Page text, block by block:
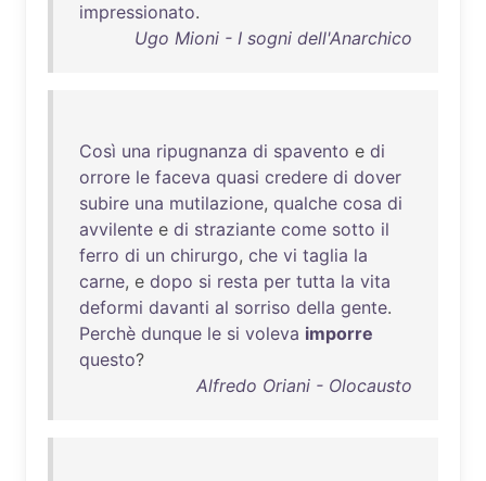
impressionato.
Ugo Mioni - I sogni dell'Anarchico
Così una ripugnanza di spavento e di
orrore le faceva quasi credere di dover
subire una mutilazione, qualche cosa di
avvilente e di straziante come sotto il
ferro di un chirurgo, che vi taglia la
carne, e dopo si resta per tutta la vita
deformi davanti al sorriso della gente.
Perchè dunque le si voleva imporre
questo?
Alfredo Oriani - Olocausto